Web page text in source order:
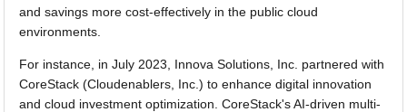
and savings more cost-effectively in the public cloud
environments.
For instance, in July 2023, Innova Solutions, Inc. partnered with
CoreStack (Cloudenablers, Inc.) to enhance digital innovation
and cloud investment optimization. CoreStack's AI-driven multi-